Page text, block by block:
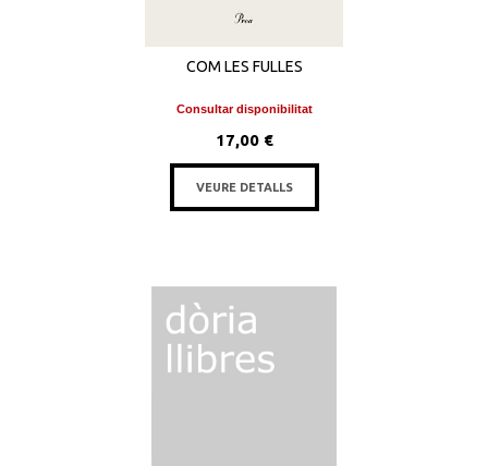
COM LES FULLES
Consultar disponibilitat
17,00 €
VEURE DETALLS